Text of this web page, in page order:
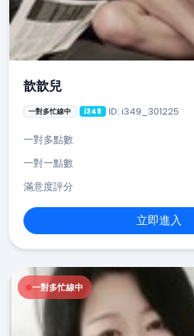
歆歆兒
一對多忙線中 i349 ID: i349_301225
一對多點數
一對一點數
滿意度評分
立即進入
一對多忙線中